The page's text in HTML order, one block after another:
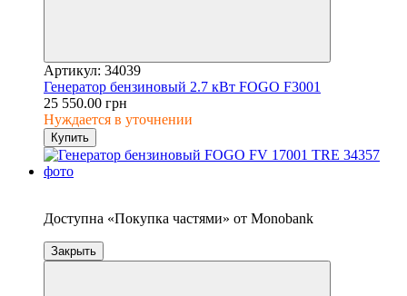
Артикул: 34039
Генератор бензиновый 2.7 кВт FOGO F3001
25 550.00 грн
Нуждается в уточнении
Купить
Доступна «Покупка частями» от Monobank
Закрыть